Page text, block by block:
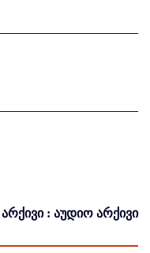
არქივი : აუდიო არქივი